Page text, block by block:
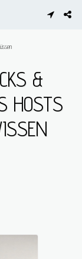
&
HOSTS